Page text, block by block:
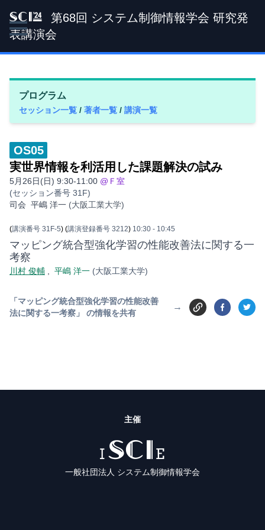
SCI '24
第68回 システム制御情報学会 研究発
表講演会
プログラム
セッション一覧 / 著者一覧 / 講演一覧
OS05
実世界情報を利活用した課題解決の試み
5月26日(日) 9:30-11:00 @Ｆ室
(セッション番号 31F)
司会 平嶋 洋一 (大阪工業大学)
(講演番号 31F-5) (講演登録番号 3212) 10:30 - 10:45
マッピング統合型強化学習の性能改善法に関する一
考察
川村 俊輔 平嶋 洋一 (大阪工業大学)
「マッピング統合型強化学習の性能改善
法に関する一考察」 の情報を共有
→
主催
ISCIE
一般社団法人 システム制御情報学会